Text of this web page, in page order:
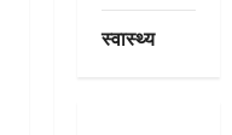
स्वास्थ्य